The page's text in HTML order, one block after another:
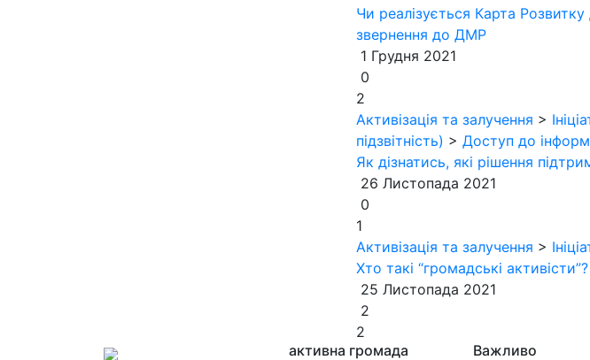
Чи реалізується Карта
звернення до ДМР
1 Грудня 2021
0
2
Активізація та залучення >
підзвітність) > Доступ до
Як дізнатись, які рішення
26 Листопада 2021
0
1
Активізація та залучення >
Хто такі “громадські активісти”?
25 Листопада 2021
2
2
активна громада
Важливо